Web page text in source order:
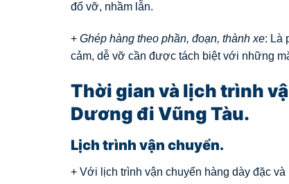
đổ vỡ, nhầm lẫn.
+ Ghép hàng theo phần, đoạn, thành xe: Là
cảm, dễ vỡ cần được tách biệt với những
Thời gian và lịch trình
Dương đi Vũng Tàu.
Lịch trình vận chuyển.
+ Với lịch trình vận chuyển hàng dày đặc